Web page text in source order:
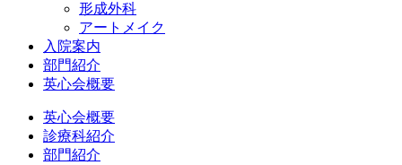
形成外科
アートメイク
入院案内
部門紹介
英心会概要
英心会概要
診療科紹介
部門紹介